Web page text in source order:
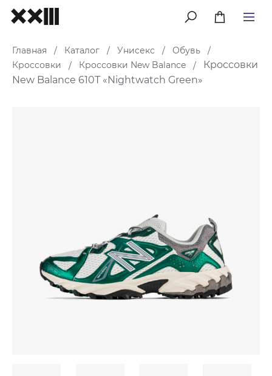
меню
Главная / Каталог / Унисекс / Обувь
/
Кроссовки
/ Кроссовки New Balance /
Кроссовки
New Balance 610T «Nightwatch Green»